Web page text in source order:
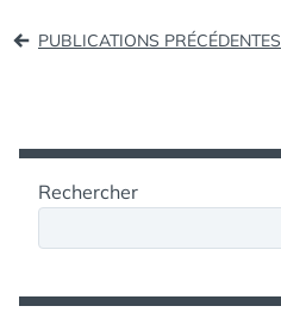
Navigation
PUBLICATIONS PRÉCÉDENTES
Rechercher